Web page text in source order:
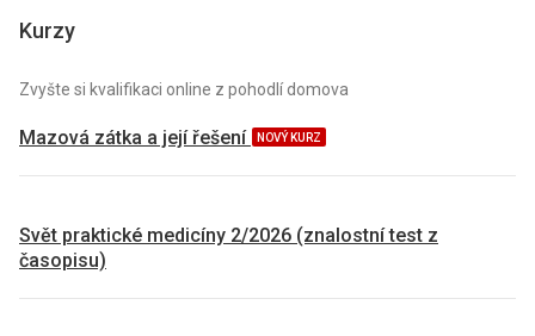
Kurzy
Zvyšte si kvalifikaci online z pohodlí domova
Mazová zátka a její řešení NOVÝ KURZ
Svět praktické medicíny 2/2026 (znalostní test z
časopisu)